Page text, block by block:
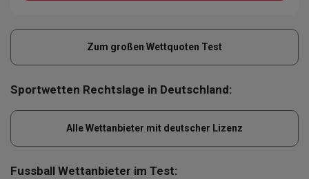
Zum großen Wettquoten Test
Sportwetten Rechtslage in Deutschland:
Alle Wettanbieter mit deutscher Lizenz
Fussball Wettanbieter im Test: